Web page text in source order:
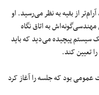
از بقیه به نظر می‌رسید. او
به اتاق نگاه
پیچیده می‌دید که باید
تعیین کند.
عمومی بود که جلسه را آغاز کرد